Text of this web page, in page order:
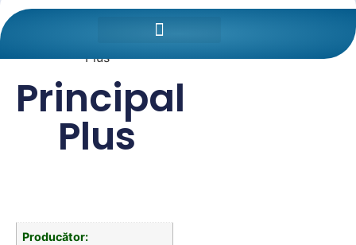
/ Principal
Plus
Principal
Plus
Producător: